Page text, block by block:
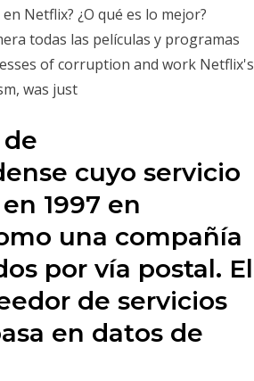
Netflix? ¿O qué es lo mejor?
todas las películas y programas
of corruption and work Netflix's
was just
cuyo servicio
1997 en
una compañía
por vía postal. El
de servicios
en datos de